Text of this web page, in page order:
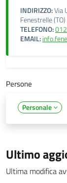
INDIRIZZO:Via
Fenestrelle (TO)
TELEFONO:
EMAIL:
Persone
Personale
Ultimo
Ultima modifica